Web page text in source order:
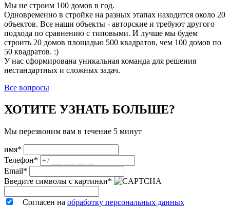
Мы не строим 100 домов в год.
Одновременно в стройке на разных этапах находится около 20
объектов. Все наши объекты - авторские и требуют другого
подхода по сравнению с типовыми. И лучше мы будем
строить 20 домов площадью 500 квадратов, чем 100 домов по
50 квадратов. :)
У нас сформирована уникальная команда для решения
нестандартных и сложных задач.
Все вопросы
ХОТИТЕ УЗНАТЬ БОЛЬШЕ?
Мы перезвоним вам в течение 5 минут
имя*
Телефон*
Email*
Введите символы с картинки*
Согласен на обработку персональных данных